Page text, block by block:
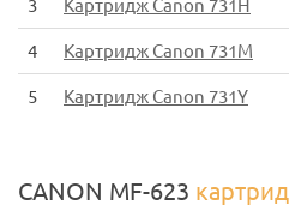
3 Картридж Canon 731H
4 Картридж Canon 731M
5 Картридж Canon 731Y
CANON MF-623